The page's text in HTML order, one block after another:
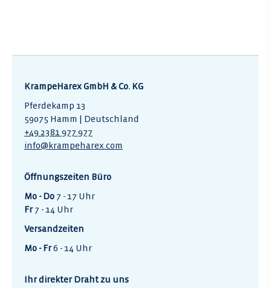
KrampeHarex GmbH & Co. KG
Pferdekamp 13
59075 Hamm | Deutschland
+49 2381 977 977
info@krampeharex.com
Öffnungszeiten Büro
Mo - Do 7 - 17 Uhr
Fr7 - 14 Uhr
Versandzeiten
Mo - Fr6 - 14 Uhr
Ihr direkter Draht zu uns